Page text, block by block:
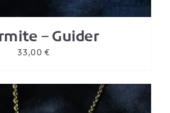
– Guider
33,00€